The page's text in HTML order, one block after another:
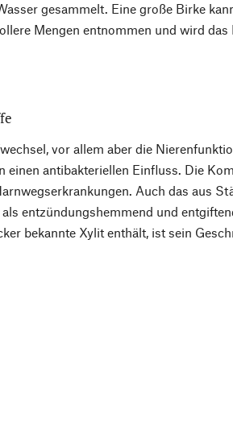
gesammelt. Eine große Birke
Mengen entnommen und wird das
vor allem aber die
antibakteriellen Einfluss. Die
Auch das aus
entzündungshemmend und
bekannte Xylit enthält, ist sein